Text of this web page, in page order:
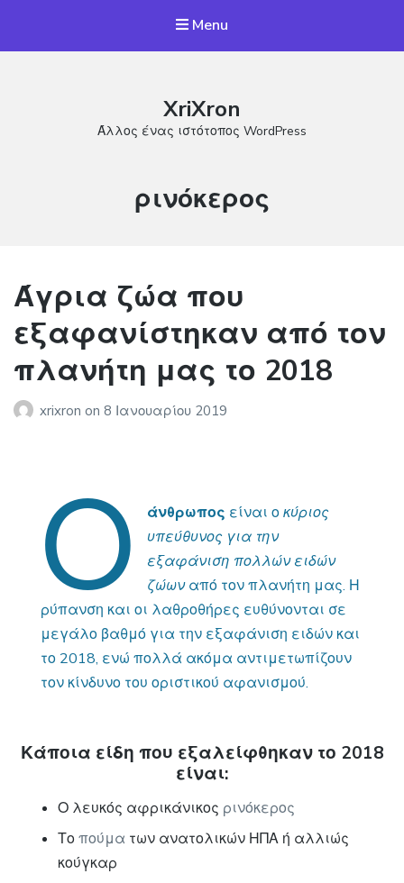
Menu
XriXron
Άλλος ένας ιστότοπος WordPress
Ετικέτα:
ρινόκερος
Άγρια ζώα που
εξαφανίστηκαν από τον
πλανήτη μας το 2018
xrixron on 8 Ιανουαρίου 2019
Ο άνθρωπος είναι οκύριος
υπεύθυνος για την
εξαφάνιση πολλών ειδών
ζώωναπό τον πλανήτη μας. Η
ρύπανση και οι λαθροθήρες ευθύνονται σε
μεγάλο βαθμό για την εξαφάνιση ειδών και
το 2018, ενώ πολλά ακόμα αντιμετωπίζουν
τον κίνδυνο του οριστικού αφανισμού.
Κάποια είδη που εξαλείφθηκαν το 2018
είναι:
Ο λευκός αφρικάνικος ρινόκερος
Τοπούμα των ανατολικών ΗΠΑ ή αλλιώς
κούγκαρ